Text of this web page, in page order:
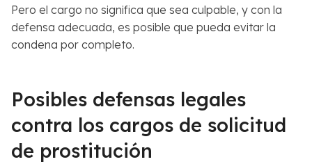
Pero el cargo no significa que sea culpable, y con la
defensa adecuada, es posible que pueda evitar la
condena por completo.
Posibles defensas legales
contra los cargos de solicitud
de prostitución